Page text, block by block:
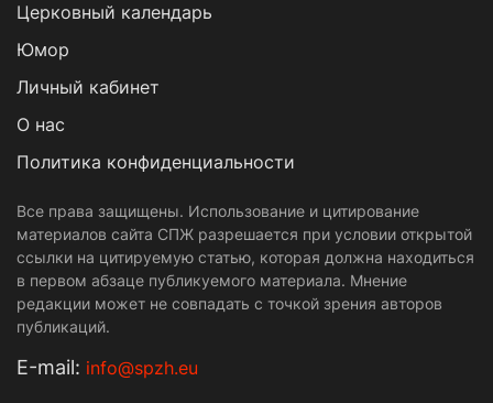
Церковный календарь
Юмор
Личный кабинет
О нас
Политика конфиденциальности
Все права защищены. Использование и цитирование
материалов сайта СПЖ разрешается при условии открытой
ссылки на цитируемую статью, которая должна находиться
в первом абзаце публикуемого материала. Мнение
редакции может не совпадать с точкой зрения авторов
публикаций.
Е-mail: info@spzh.eu